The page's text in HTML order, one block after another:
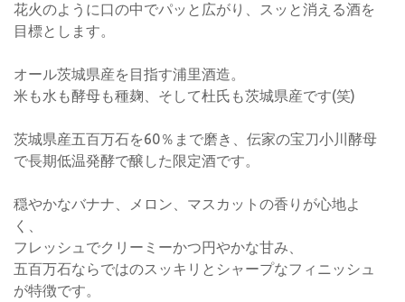
花火のように口の中でパッと広がり、スッと消える酒を
目標とします。
オール茨城県産を目指す浦里酒造。
米も水も酵母も種麹、そして杜氏も茨城県産です(笑)
茨城県産五百万石を60％まで磨き、伝家の宝刀小川酵母
で長期低温発酵で醸した限定酒です。
穏やかなバナナ、メロン、マスカットの香りが心地よ
く、
フレッシュでクリーミーかつ円やかな甘み、
五百万石ならではのスッキリとシャープなフィニッシュ
が特徴です。